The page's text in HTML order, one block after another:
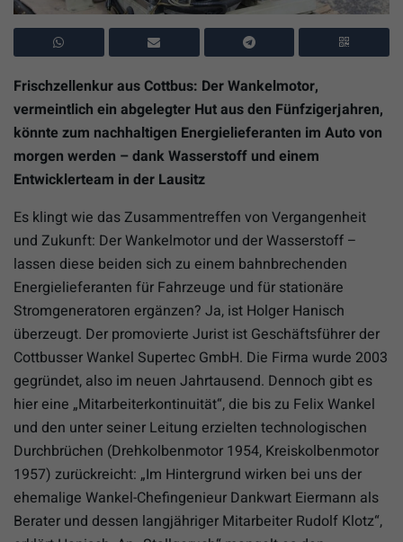
Frischzellenkur aus Cottbus: Der Wankelmotor,
vermeintlich ein abgelegter Hut aus den Fünfzigerjahren,
könnte zum nachhaltigen Energielieferanten im Auto von
morgen werden – dank Wasserstoff und einem
Entwicklerteam in der Lausitz
Es klingt wie das Zusammentreffen von Vergangenheit
und Zukunft: Der Wankelmotor und der Wasserstoff –
lassen diese beiden sich zu einem bahnbrechenden
Energielieferanten für Fahrzeuge und für stationäre
Stromgeneratoren ergänzen? Ja, ist Holger Hanisch
überzeugt. Der promovierte Jurist ist Geschäftsführer der
Cottbusser Wankel Supertec GmbH. Die Firma wurde 2003
gegründet, also im neuen Jahrtausend. Dennoch gibt es
hier eine „Mitarbeiterkontinuität“, die bis zu Felix Wankel
und den unter seiner Leitung erzielten technologischen
Durchbrüchen (Drehkolbenmotor 1954, Kreiskolbenmotor
1957) zurückreicht: „Im Hintergrund wirken bei uns der
ehemalige Wankel-Chefingenieur Dankwart Eiermann als
Berater und dessen langjähriger Mitarbeiter Rudolf Klotz“,